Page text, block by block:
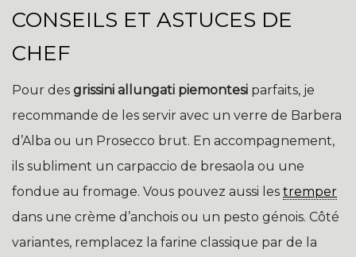
CONSEILS ET ASTUCES DE
CHEF
Pour des grissini allungati piemontesi parfaits, je
recommande de les servir avec un verre de Barbera
d’Alba ou un Prosecco brut. En accompagnement,
ils subliment un carpaccio de bresaola ou une
fondue au fromage. Vous pouvez aussi les tremper
dans une crème d’anchois ou un pesto génois. Côté
variantes, remplacez la farine classique par de la